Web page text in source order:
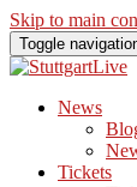
Skip to main
Toggle
News
Tickets